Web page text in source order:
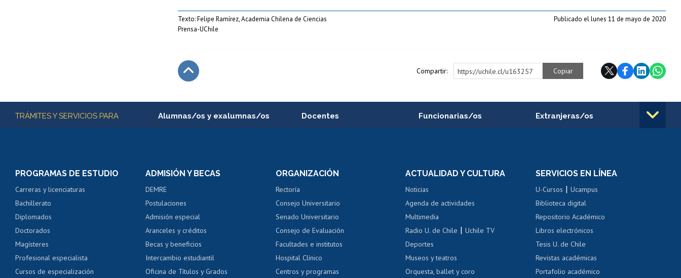
Texto: Felipe Ramírez, Academia Chilena de Ciencias
Prensa-UChile
Publicado el lunes 11 de mayo de 2020
Compartir: https://uchile.cl/u163257 Copiar
Más información
TRÁMITES Y SERVICIOS PARA Alumnas/os y exalumnas/os
Consulta y certificado de notas
Servicio médico y dental
Pago de arancel y crédito alumnos
Pago de arancel y crédito exalumnos
Certificado de títulos y grados
Docentes
Perfeccionamiento
Evaluación docente
Calificación académica
Postulación al AUCAI
Funcionarias/os
Portal de movilidad interna
Certificado de renta
Certificado de renta
Gestión de correo uchile
Extranjeras/os
Movilidad Estudiantil
Cursos de español
Acoso laboral, sexual y violencia
PROGRAMAS DE ESTUDIO
Carreras y licenciaturas
Bachillerato
Diplomados
Doctorados
Magísteres
Profesional especialista
Cursos de especialización
ADMISIÓN Y BECAS
DEMRE
Postulaciones
Admisión especial
Aranceles y créditos
Becas y beneficios
Intercambio estudiantil
Oficina de Títulos y Grados
ORGANIZACIÓN
Rectoría
Consejo Universitario
Senado Universitario
Consejo de Evaluación
Facultades e institutos
Hospital Clínico
Centros y programas
ACTUALIDAD Y CULTURA
Noticias
Agenda de actividades
Multimedia
Radio U. de Chile |Uchile TV
Deportes
Museos y teatros
Orquesta, ballet y coro
SERVICIOS EN LÍNEA
U-Cursos |Ucampus
Biblioteca digital
Repositorio Académico
Libros electrónicos
Tesis U. de Chile
Revistas académicas
Portafolio académico